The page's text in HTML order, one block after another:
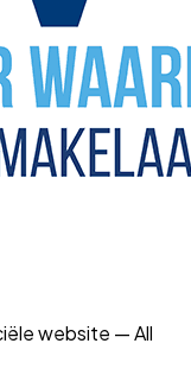
website — All